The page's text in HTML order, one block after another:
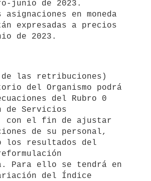
junio de 2023.
expresadas a precios
del Rubro 0
de Servicios
con el fin de ajustar
de su personal,
los resultados del
Para ello se tendrá en
del Índice